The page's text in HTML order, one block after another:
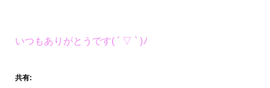
いつもありがとうです( ´ ▽ ` )ﾉ
共有: